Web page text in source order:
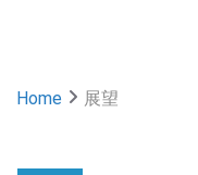
Home 展望